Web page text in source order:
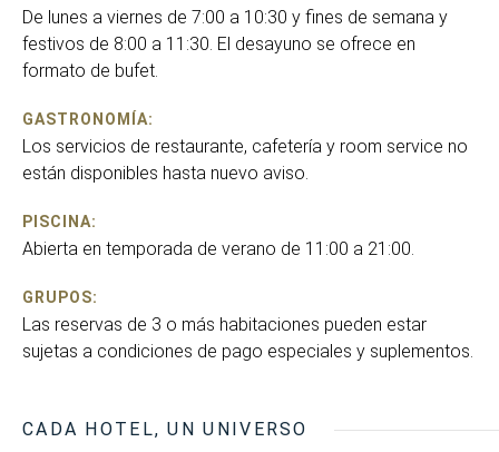
De lunes a viernes de 7:00 a 10:30 y fines de semana y
festivos de 8:00 a 11:30. El desayuno se ofrece en
formato de bufet.
GASTRONOMÍA:
Los servicios de restaurante, cafetería y room service no
están disponibles hasta nuevo aviso.
PISCINA:
Abierta en temporada de verano de 11:00 a 21:00.
GRUPOS:
Las reservas de 3 o más habitaciones pueden estar
sujetas a condiciones de pago especiales y suplementos.
CADA HOTEL, UN UNIVERSO